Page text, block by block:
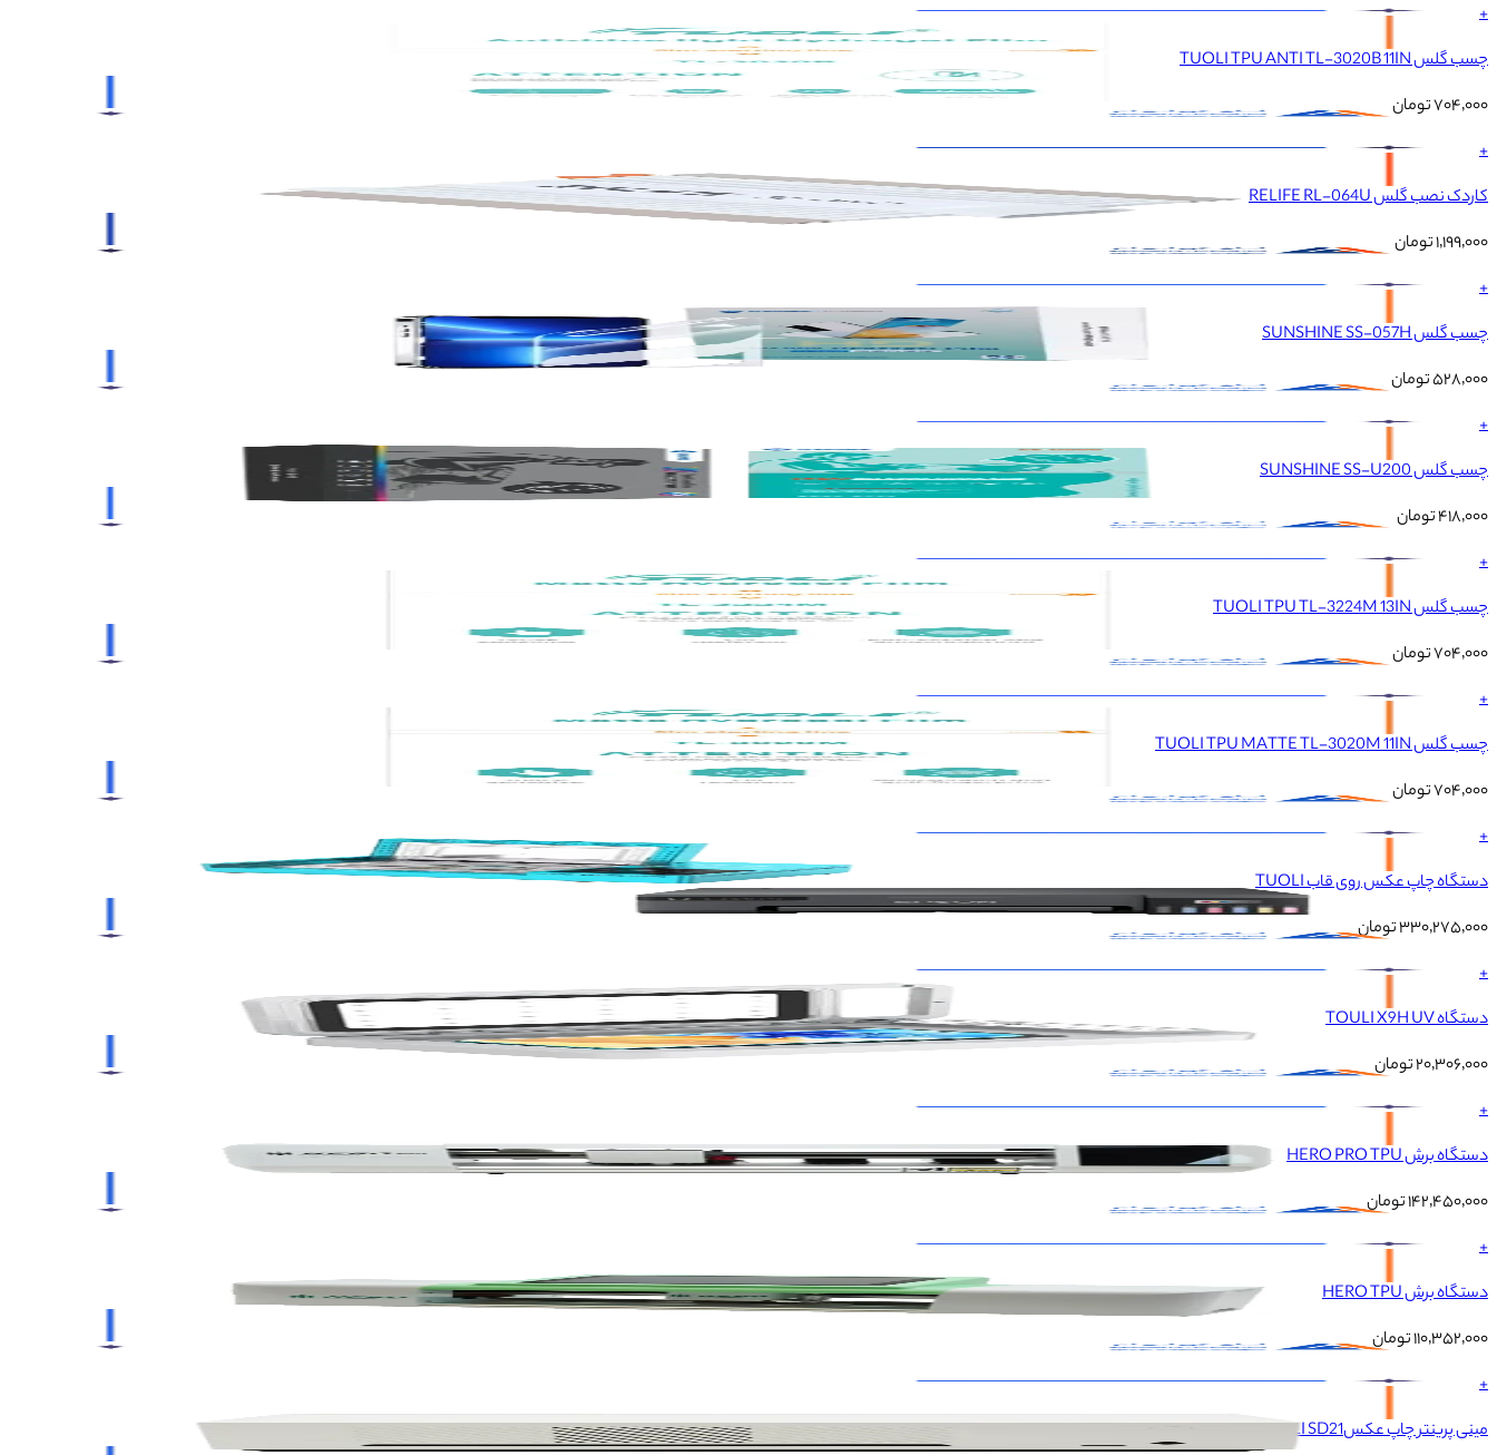
+
چسب گلس TUOLI TPU ANTI TL-3020B 11IN
۷۰۴٬۰۰۰تومان
+
کاردک نصب گلس RELIFE RL-064U
۱٬۱۹۹٬۰۰۰تومان
+
چسب گلس SUNSHINE SS-057H
۵۲۸٬۰۰۰تومان
+
چسب گلس SUNSHINE SS-U200
۴۱۸٬۰۰۰تومان
+
چسب گلس TUOLI TPU TL-3224M 13IN
۷۰۴٬۰۰۰تومان
+
چسب گلس TUOLI TPU MATTE TL-3020M 11IN
۷۰۴٬۰۰۰تومان
+
دستگاه چاپ عکس روی قاب TUOLI
۳۳۰٬۲۷۵٬۰۰۰تومان
+
دستگاه TOULI X9H UV
۲۰٬۳۰۶٬۰۰۰تومان
+
دستگاه برش HERO PRO TPU
۱۴۲٬۴۵۰٬۰۰۰تومان
+
دستگاه برش HERO TPU
۱۱۰٬۳۵۲٬۰۰۰تومان
+
مینی پرینتر چاپ عکسTUOLI SD21